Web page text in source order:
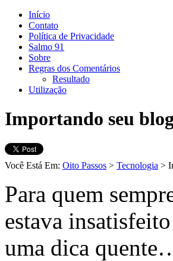
Início
Contato
Política de Privacidade
Salmo 91
Sobre
Regras dos Comentários
Resultado
Utilização
Importando seu
Você Está Em: Oito Passos > Tecnologia >
Para quem
estava
uma dica